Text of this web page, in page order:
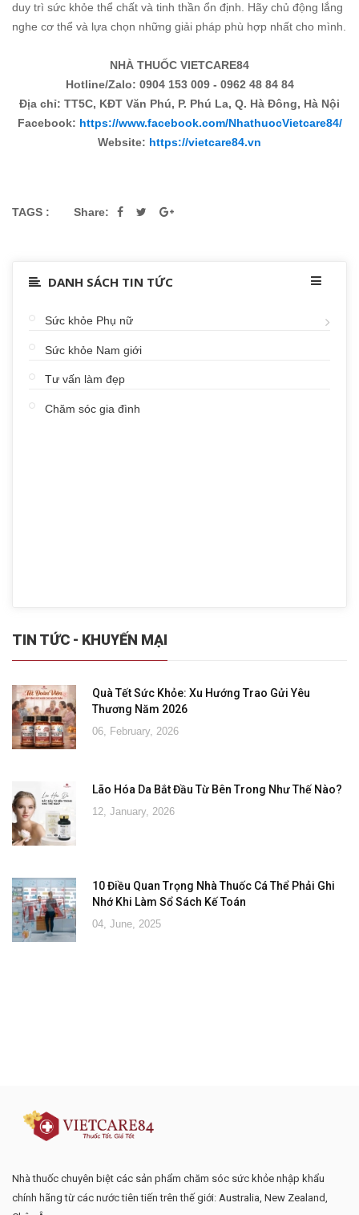
duy trì sức khỏe thể chất và tinh thần ổn định. Hãy chủ động lắng
nghe cơ thể và lựa chọn những giải pháp phù hợp nhất cho mình.
NHÀ THUỐC VIETCARE84
Hotline/Zalo: 0904 153 009 - 0962 48 84 84
Địa chỉ: TT5C, KĐT Văn Phú, P. Phú La, Q. Hà Đông, Hà Nội
Facebook: https://www.facebook.com/NhathuocVietcare84/
Website: https://vietcare84.vn
TAGS : Share:
DANH SÁCH TIN TỨC
Sức khỏe Phụ nữ
Sức khỏe Nam giới
Tư vấn làm đẹp
Chăm sóc gia đình
TIN TỨC - KHUYẾN MẠI
Quà Tết Sức Khỏe: Xu Hướng Trao Gửi Yêu
Thương Năm 2026
06, February, 2026
Lão Hóa Da Bắt Đầu Từ Bên Trong Như Thế Nào?
12, January, 2026
10 Điều Quan Trọng Nhà Thuốc Cá Thể Phải Ghi
Nhớ Khi Làm Sổ Sách Kế Toán
04, June, 2025
Nhà thuốc chuyên biệt các sản phẩm chăm sóc sức khỏe nhập khẩu
chính hãng từ các nước tiên tiến trên thế giới: Australia, New Zealand,